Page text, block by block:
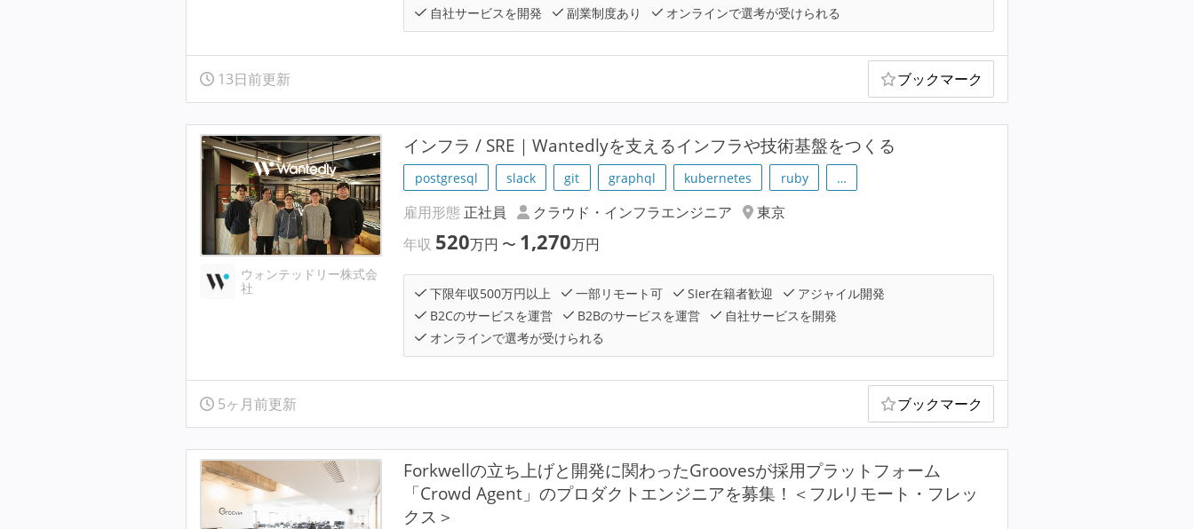
自社サービスを開発
副業制度あり オンラインで選考が受けられる
13日前更新 ブックマーク
ウォンテッドリー株式会
社
インフラ / SRE｜Wantedlyを支えるインフラや技術基盤をつくる
postgresql slack git graphql kubernetes ruby …
雇用形態 正社員 クラウド・インフラエンジニア
東京
年収 520万円 〜 1,270万円
下限年収500万円以上 一部リモート可 SIer在籍者歓迎
アジャイル開発
B2Cのサービスを運営
B2Bのサービスを運営
自社サービスを開発
オンラインで選考が受けられる
5ヶ月前更新 ブックマーク
Forkwellの立ち上げと開発に関わったGroovesが採用プラットフォーム
「Crowd Agent」のプロダクトエンジニアを募集！＜フルリモート・フレッ
クス＞